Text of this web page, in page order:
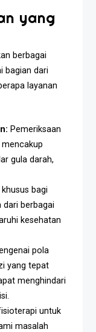
yang
berbagai
bagian dari
layanan
Pemeriksaan
gula darah,
khusus bagi
dari berbagai
kesehatan
pola
yang tepat
menghindari
untuk
masalah